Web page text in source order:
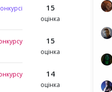
15
оцінка
15
оцінка
14
оцінка